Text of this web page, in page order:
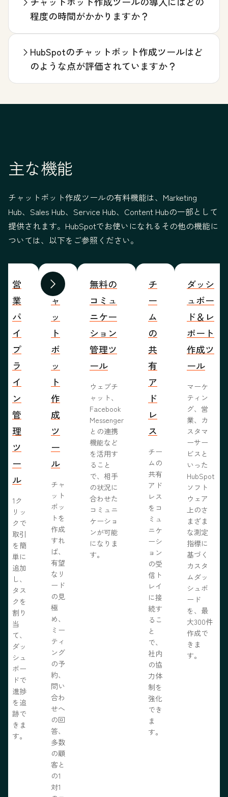
程度の時間がかかりますか？
HubSpotのチャットボット作成ツールはど
のような点が評価されていますか？
主な機能
チャットボット作成ツールの有料機能は、Marketing
Hub、Sales Hub、Service Hub、Content Hubの一部として
提供されます。HubSpotでお使いになれるその他の機能に
ついては、以下をご参照ください。
前へ 次へ
営
業
パ
イ
プ
ラ
イ
ン
管
理
ツ
ー
ル
1ク
リッ
クで
取引
を簡
単に
追加
し、
タス
クを
割り
当
て、
ダッ
シュ
ボー
ドで
進捗
を追
跡で
きま
す。
チ
ャ
ッ
ト
ボ
ッ
ト
作
成
ツ
ー
ル
チャ
ット
ボッ
トを
作成
すれ
ば、
有望
なリ
ード
の見
極
め、
ミー
ティ
ング
の予
約、
問い
合わ
せへ
の回
答、
多数
の顧
客と
の1
対1
無料の
コミュ
ニケー
ション
管理ツ
ール
ウェブチ
ャット、
Facebook
Messenger
との連携
機能など
を活用す
ること
で、相手
の状況に
合わせた
コミュニ
ケーショ
ンが可能
になりま
す。
チ
ー
ム
の
共
有
ア
ド
レ
ス
チー
ムの
共有
アド
レス
をコ
ミュ
ニケ
ーシ
ョン
の受
信ト
レイ
に接
続す
るこ
と
で、
社内
の協
力体
制を
強化
でき
ま
す。
ダッシ
ュボー
ド＆レ
ポート
作成ツ
ール
マーケ
ティン
グ、営
業、カ
スタマ
ーサー
ビスと
いった
HubSpot
ソフト
ウェア
上のさ
まざま
な測定
指標に
基づく
カスタ
ムダッ
シュボ
ード
を、最
大300件
作成で
きま
す。